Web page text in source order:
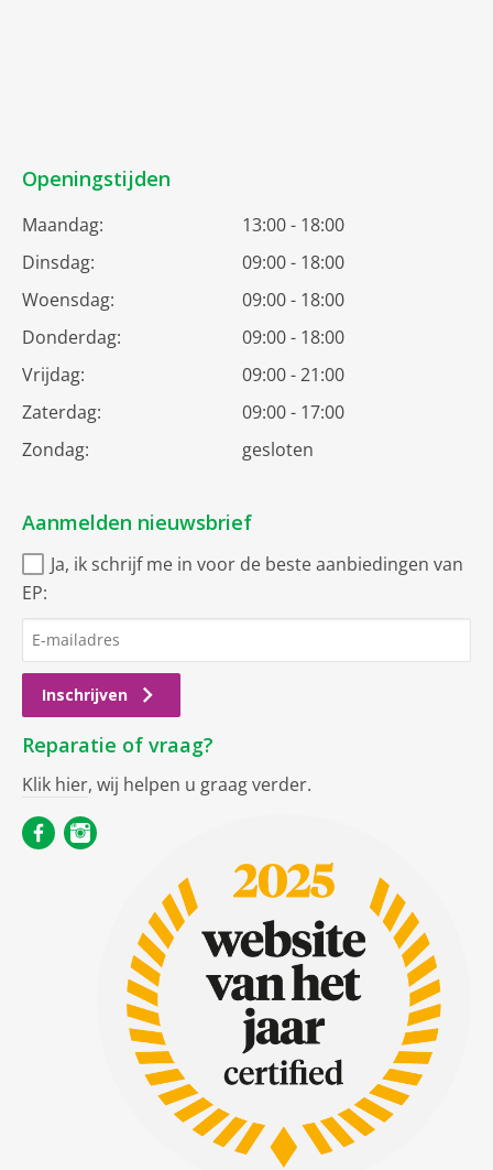
Openingstijden
Maandag:
13:00 - 18:00
Dinsdag:
09:00 - 18:00
Woensdag:
09:00 - 18:00
Donderdag:
09:00 - 18:00
Vrijdag:
09:00 - 21:00
Zaterdag:
09:00 - 17:00
Zondag:
gesloten
Aanmelden nieuwsbrief
Ja, ik schrijf me in voor de beste aanbiedingen van
EP:
Inschrijven
Reparatie of vraag?
Klik hier, wij helpen u graag verder.